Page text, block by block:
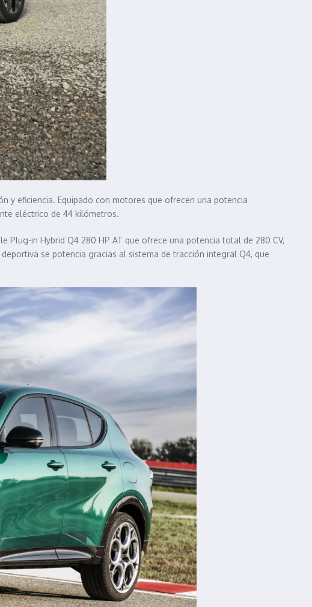
y eficiencia. Equipado con motores que ofrecen una potencia
eléctrico de 44 kilómetros.
in Hybrid Q4 280 HP AT que ofrece una potencia total de 280 CV,
se potencia gracias al sistema de tracción integral Q4, que